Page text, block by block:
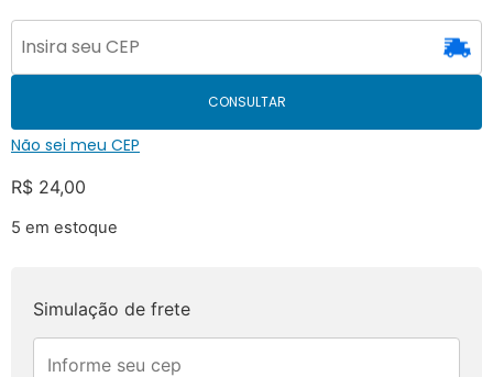
CONSULTAR
Não sei meu CEP
R$ 24,00
5 em estoque
Simulação de frete